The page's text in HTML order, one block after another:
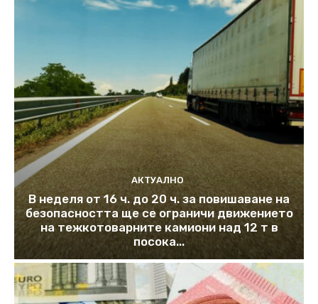
АКТУАЛНО
В неделя от 16 ч. до 20 ч. за повишаване на
безопасността ще се ограничи движението
на тежкотоварните камиони над 12 т в
посока...